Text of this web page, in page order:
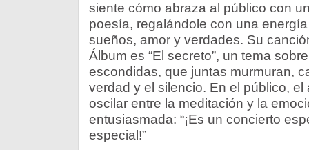
siente cómo abraza al público con
poesía, regalándole con una
sueños, amor y verdades. Su
Álbum es “El secreto”, un tema
escondidas, que juntas murmuran,
verdad y el silencio. En el público,
oscilar entre la meditación y la
entusiasmada: “¡Es un concierto
especial!”